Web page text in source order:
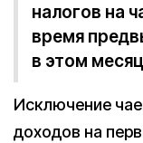
налогов на
время
в этом
Исключение
доходов на